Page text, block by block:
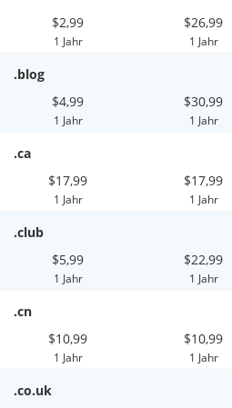
$2,99
1 Jahr
$26,99
1 Jahr
.blog
$4,99
1 Jahr
$30,99
1 Jahr
.ca
$17,99
1 Jahr
$17,99
1 Jahr
.club
$5,99
1 Jahr
$22,99
1 Jahr
.cn
$10,99
1 Jahr
$10,99
1 Jahr
.co.uk